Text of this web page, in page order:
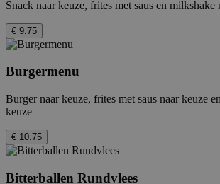
Snack naar keuze, frites met saus en milkshake
€ 9.75
Burgermenu
Burger naar keuze, frites met saus naar keuze
keuze
€ 10.75
Bitterballen Rundvlees